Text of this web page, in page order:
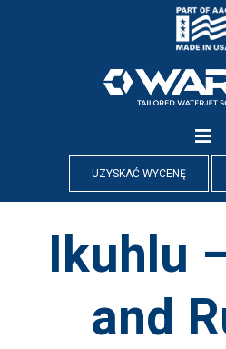
UZYSKAĆ WYCENĘ
Ikuhlu
and